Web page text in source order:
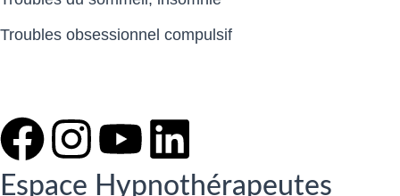
Troubles obsessionnel compulsif
Espace Hypnothérapeutes